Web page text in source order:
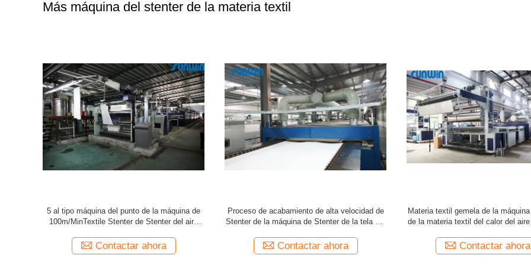
Más máquina del stenter de la materia textil
Equipo de acabado 2600m m de la toalla de
Stenter de la materia textil completa de la tela
Contactar ahora
máquina de acabado de Stenter de la materia
textil de 2400m m Stenter para la cámara de la
Contactar ahora
Paño de alta presión de Padder
telas tejidas de Ram Stenter
Contactar ahora